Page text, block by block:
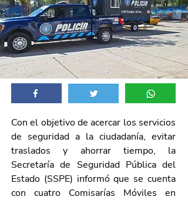
Con el objetivo de acercar los servicios
de seguridad a la ciudadanía, evitar
traslados y ahorrar tiempo, la
Secretaría de Seguridad Pública del
Estado (SSPE) informó que se cuenta
con cuatro Comisarías Móviles en